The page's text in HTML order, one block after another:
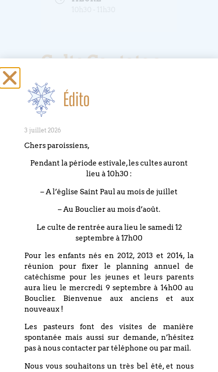
Culte Cantate au
temple et en
visioconférence
Zoom
Les cultes sont retransmis aussi par
vidéo en direct sur :
www.envideo.lebouclier.fr
Voir à distance
PARTAGEZ CET
ÉVÉNEMENT
Édito
3 juillet 2026
Chers paroissiens,
Pendant la période estivale, les cultes auront
lieu à 10h30 :
– A l’église Saint Paul au mois de juillet
– Au Bouclier au mois d’août.
Le culte de rentrée aura lieu le samedi 12
septembre à 17h00
Pour les enfants nés en 2012, 2013 et 2014, la
réunion pour fixer le planning annuel de
catéchisme pour les jeunes et leurs parents
aura lieu le mercredi 9 septembre à 14h00 au
Bouclier. Bienvenue aux anciens et aux
nouveaux !
Les pasteurs font des visites de manière
spontanée mais aussi sur demande, n’hésitez
pas à nous contacter par téléphone ou par mail.
Nous vous souhaitons un très bel été, et nous